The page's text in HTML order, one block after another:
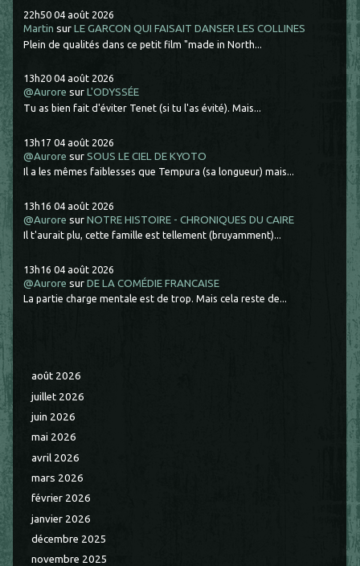
22h50 04 août 2026
Martin surLE GARCON QUI FAISAIT DANSER LES COLLINES
Plein de qualités dans ce petit film "made in North...
13h20 04 août 2026
@Aurore surL'ODYSSÉE
Tu as bien fait d'éviter Tenet (si tu l'as évité). Mais...
13h17 04 août 2026
@Aurore surSOUS LE CIEL DE KYOTO
Il a les mêmes faiblesses que Tempura (sa longueur) mais...
13h16 04 août 2026
@Aurore surNOTRE HISTOIRE - CHRONIQUES DU CAIRE
Il t'aurait plu, cette famille est tellement (bruyamment)...
13h16 04 août 2026
@Aurore surDE LA COMÉDIE FRANCAISE
La partie charge mentale est de trop. Mais cela reste de...
août 2026
juillet 2026
juin 2026
mai 2026
avril 2026
mars 2026
février 2026
janvier 2026
décembre 2025
novembre 2025